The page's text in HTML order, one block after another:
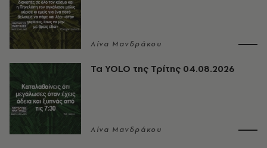
Λίνα Μανδράκου
Τα YOLO της Τρίτης 04.08.2026
Λίνα Μανδράκου